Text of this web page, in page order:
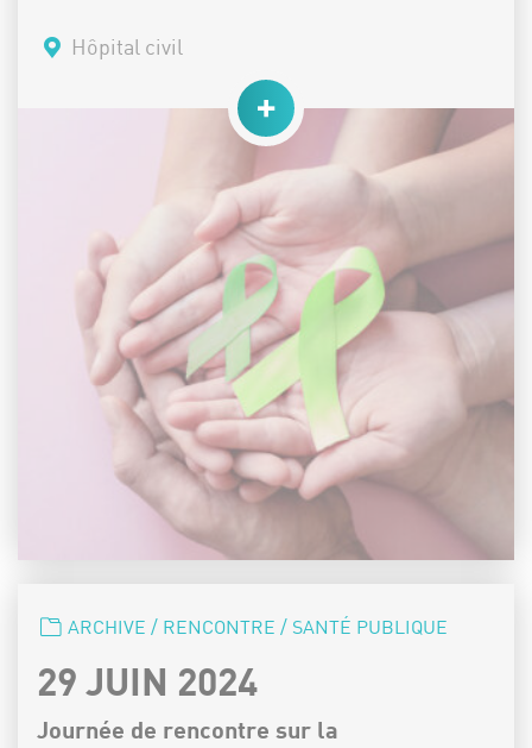
Lieu :Hôpital civil
CATÉGORIE :
ARCHIVE / RENCONTRE / SANTÉ PUBLIQUE
DATE :
29 JUIN 2024
Journée de rencontre sur la